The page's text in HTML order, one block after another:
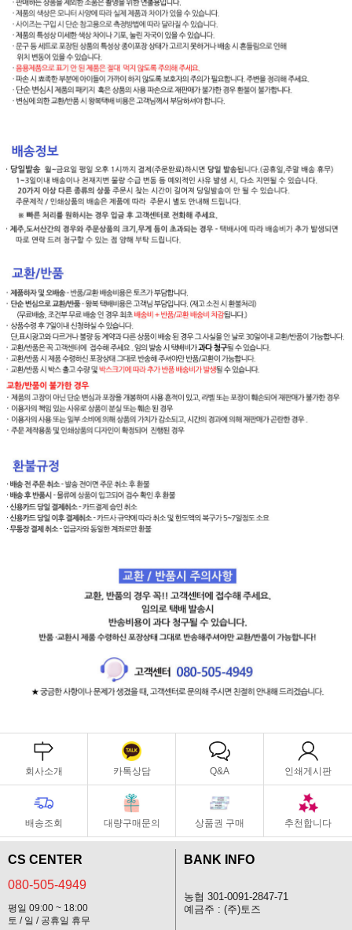
회사소개 카톡상담 Q&A 인쇄게시판
배송조회 대량구매문의 상품권 구매 추천합니다
CS CENTER
080-505-4949
평일 09:00 ~ 18:00
토 / 일 / 공휴일 휴무
BANK INFO
농협 301-0091-2847-71
예금주 : (주)토즈